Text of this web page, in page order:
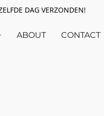
DAG VERZONDEN!
ABOUT CONTACT